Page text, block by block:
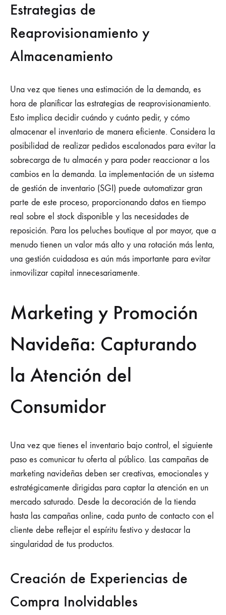
Estrategias de
Reaprovisionamiento y
Almacenamiento
Una vez que tienes una estimación de la demanda, es
hora de planificar las estrategias de reaprovisionamiento.
Esto implica decidir cuándo y cuánto pedir, y cómo
almacenar el inventario de manera eficiente. Considera la
posibilidad de realizar pedidos escalonados para evitar la
sobrecarga de tu almacén y para poder reaccionar a los
cambios en la demanda. La implementación de un sistema
de gestión de inventario (SGI) puede automatizar gran
parte de este proceso, proporcionando datos en tiempo
real sobre el stock disponible y las necesidades de
reposición. Para los peluches boutique al por mayor, que a
menudo tienen un valor más alto y una rotación más lenta,
una gestión cuidadosa es aún más importante para evitar
inmovilizar capital innecesariamente.
Marketing y Promoción
Navideña: Capturando
la Atención del
Consumidor
Una vez que tienes el inventario bajo control, el siguiente
paso es comunicar tu oferta al público. Las campañas de
marketing navideñas deben ser creativas, emocionales y
estratégicamente dirigidas para captar la atención en un
mercado saturado. Desde la decoración de la tienda
hasta las campañas online, cada punto de contacto con el
cliente debe reflejar el espíritu festivo y destacar la
singularidad de tus productos.
Creación de Experiencias de
Compra Inolvidables